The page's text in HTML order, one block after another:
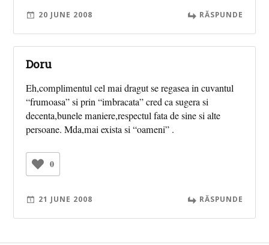
20 JUNE 2008 RĂSPUNDE
Doru
Eh,complimentul cel mai dragut se regasea in cuvantul
“frumoasa” si prin “imbracata” cred ca sugera si
decenta,bunele maniere,respectul fata de sine si alte
persoane. Mda,mai exista si “oameni” .
0
21 JUNE 2008 RĂSPUNDE